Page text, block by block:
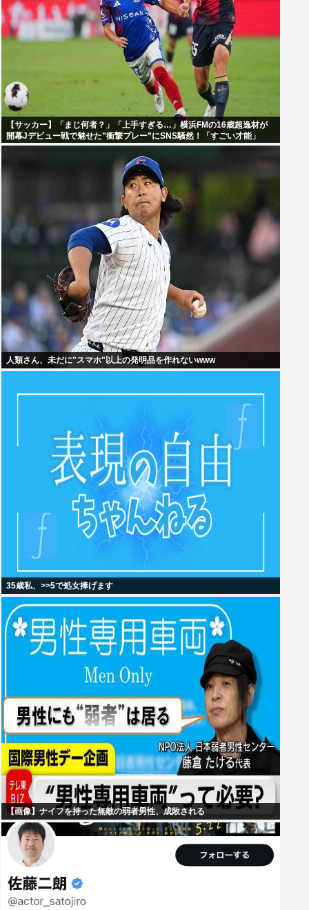
【サッカー】「まじ何者？」「上手すぎる…」横浜FMの16歳超逸材が
開幕Jデビュー戦で魅せた”衝撃プレー”にSNS騒然！「すごい才能」
人類さん、未だに"スマホ"以上の発明品を作れないwww
35歳私、>>5で処女捧げます
【画像】ナイフを持った無敵の弱者男性、成敗される